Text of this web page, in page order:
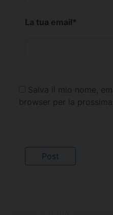
La tua email*
Salva il mio nome,
browser per la